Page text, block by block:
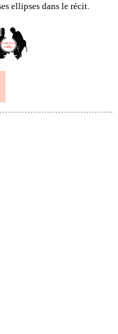
ellipses dans le récit.